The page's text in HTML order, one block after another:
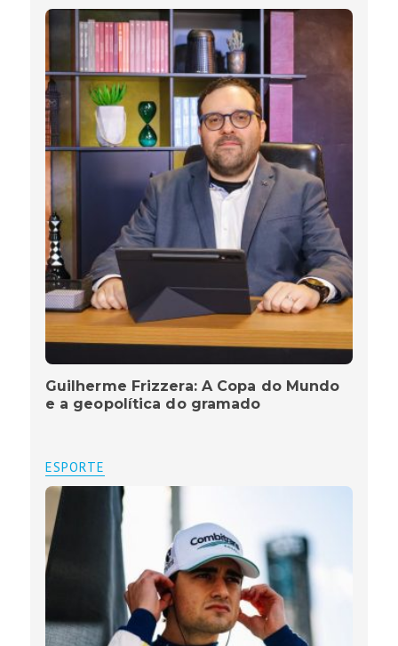
Guilherme Frizzera: A Copa do Mundo
e a geopolítica do gramado
ESPORTE